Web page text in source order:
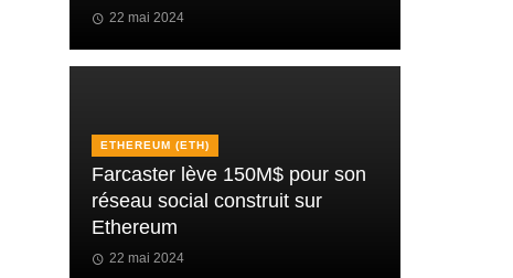
22 mai 2024
ETHEREUM (ETH)
Farcaster lève 150M$ pour son
réseau social construit sur
Ethereum
22 mai 2024